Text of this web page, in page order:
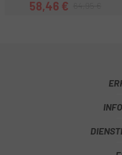
Preis
58,46 €Regulärer Preis